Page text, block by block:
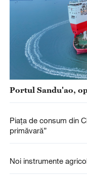
Portul Sandu'ao,
Piața de consum din
primăvară”
Noi instrumente